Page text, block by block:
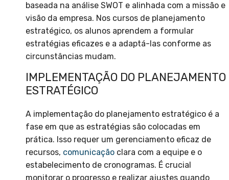
baseada na análise SWOT e alinhada com a missão e
visão da empresa. Nos cursos de planejamento
estratégico, os alunos aprendem a formular
estratégias eficazes e a adaptá-las conforme as
circunstâncias mudam.
IMPLEMENTAÇÃO DO PLANEJAMENTO
ESTRATÉGICO
A implementação do planejamento estratégico é a
fase em que as estratégias são colocadas em
prática. Isso requer um gerenciamento eficaz de
recursos, comunicação clara com a equipe e o
estabelecimento de cronogramas. É crucial
monitorar o progresso e realizar ajustes quando